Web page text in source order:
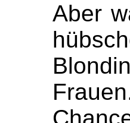
Aber